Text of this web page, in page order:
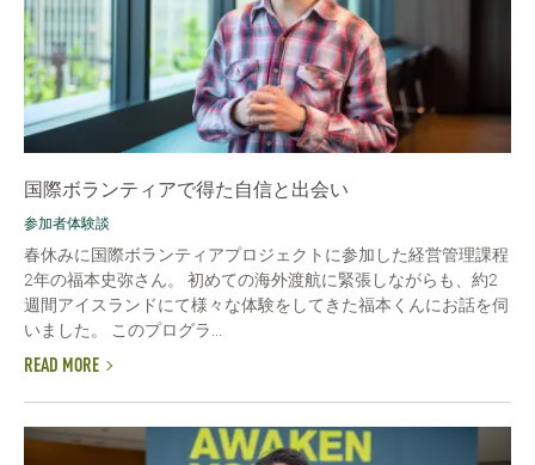
国際ボランティアで得た自信と出会い
参加者体験談
春休みに国際ボランティアプロジェクトに参加した経営管理課程
2年の福本史弥さん。 初めての海外渡航に緊張しながらも、約2
週間アイスランドにて様々な体験をしてきた福本くんにお話を伺
いました。 このプログラ...
READ MORE